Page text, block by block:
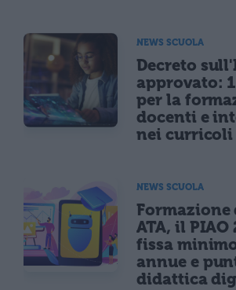
NEWS SCUOLA
Decreto
approvato:
per la
docenti e
nei curricoli
NEWS SCUOLA
Formazione
ATA, il PIAO
fissa
annue e
didattica